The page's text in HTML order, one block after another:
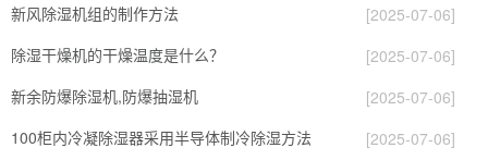
新风除湿机组的制作方法
[2025-07-06]
除湿干燥机的干燥温度是什么？
[2025-07-06]
新余防爆除湿机,防爆抽湿机
[2025-07-06]
100柜内冷凝除湿器采用半导体制冷除湿方法
[2025-07-06]